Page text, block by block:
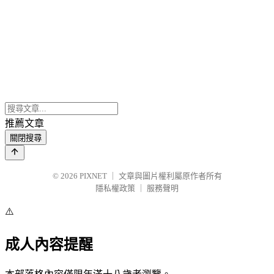
推薦文章
關閉搜尋
© 2026 PIXNET
文章與圖片權利屬原作者所有
隱私權政策
服務聲明
⚠️
成人內容提醒